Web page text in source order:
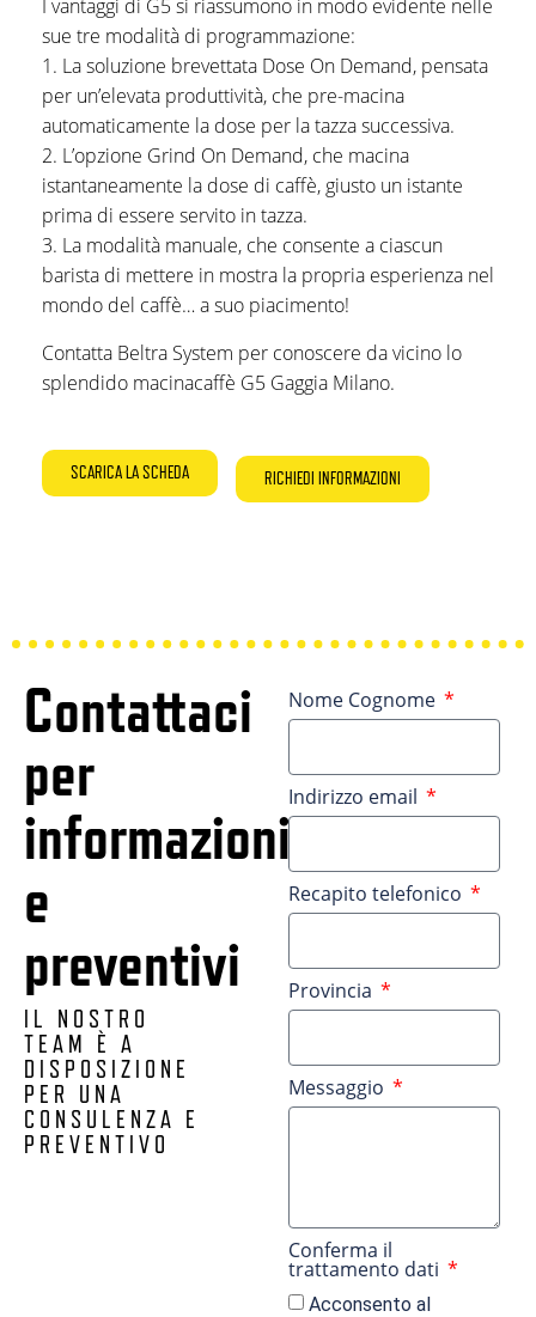
I vantaggi di G5 si riassumono in modo evidente nelle
sue tre modalità di programmazione:
1. La soluzione brevettata Dose On Demand, pensata
per un’elevata produttività, che pre-macina
automaticamente la dose per la tazza successiva.
2. L’opzione Grind On Demand, che macina
istantaneamente la dose di caffè, giusto un istante
prima di essere servito in tazza.
3. La modalità manuale, che consente a ciascun
barista di mettere in mostra la propria esperienza nel
mondo del caffè… a suo piacimento!
Contatta Beltra System per conoscere da vicino lo
splendido macinacaffè G5 Gaggia Milano.
SCARICA LA SCHEDA RICHIEDI INFORMAZIONI
Contattaci
per
informazioni
e
preventivi
IL NOSTRO
TEAM È A
DISPOSIZIONE
PER UNA
CONSULENZA E
PREVENTIVO
Nome Cognome
Indirizzo email
Recapito telefonico
Provincia
Messaggio
Conferma il
trattamento dati
Acconsento al